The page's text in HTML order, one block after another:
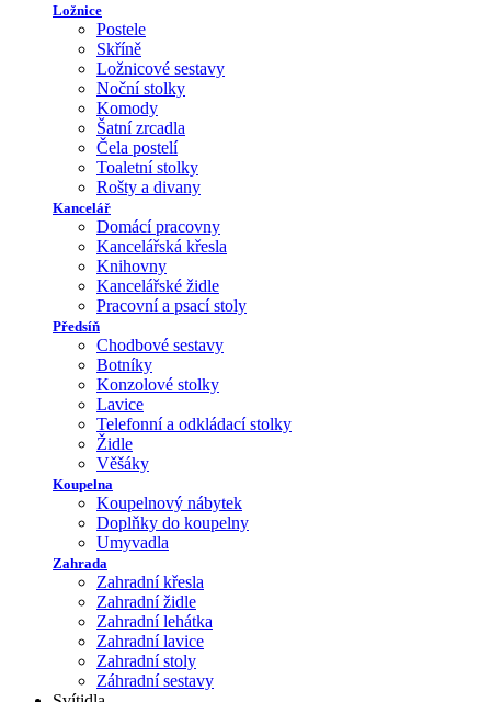
Ložnice
Postele
Skříně
Ložnicové sestavy
Noční stolky
Komody
Šatní zrcadla
Čela postelí
Toaletní stolky
Rošty a divany
Kancelář
Domácí pracovny
Kancelářská křesla
Knihovny
Kancelářské židle
Pracovní a psací stoly
Předsíň
Chodbové sestavy
Botníky
Konzolové stolky
Lavice
Telefonní a odkládací stolky
Židle
Věšáky
Koupelna
Koupelnový nábytek
Doplňky do koupelny
Umyvadla
Zahrada
Zahradní křesla
Zahradní židle
Zahradní lehátka
Zahradní lavice
Zahradní stoly
Záhradní sestavy